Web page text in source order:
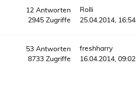
12Antworten
2945Zugriffe
Rolli
25.04.2014, 16:54
53Antworten
8733Zugriffe
freshharry
16.04.2014, 09:02